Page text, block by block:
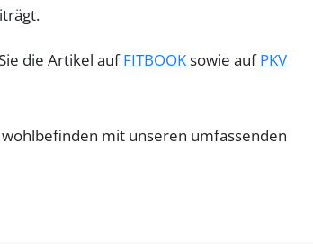
die Artikel aufFITBOOKsowie aufPKV